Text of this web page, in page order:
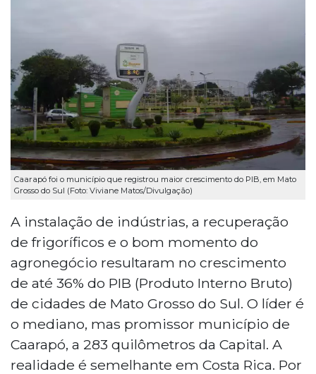
Caarapó foi o município que registrou maior crescimento do PIB, em Mato
Grosso do Sul (Foto: Viviane Matos/Divulgação)
A instalação de indústrias, a recuperação
de frigoríficos e o bom momento do
agronegócio resultaram no crescimento
de até 36% do PIB (Produto Interno Bruto)
de cidades de Mato Grosso do Sul. O líder é
o mediano, mas promissor município de
Caarapó, a 283 quilômetros da Capital. A
realidade é semelhante em Costa Rica. Por